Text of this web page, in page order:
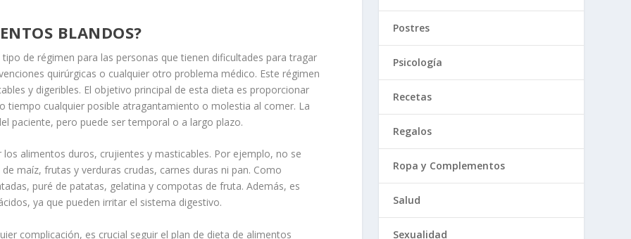
BLANDOS?
de régimen para las personas que tienen dificultades para tragar
quirúrgicas o cualquier otro problema médico. Este régimen
y digeribles. El objetivo principal de esta dieta es proporcionar
tiempo cualquier posible atragantamiento o molestia al comer. La
paciente, pero puede ser temporal o a largo plazo.
alimentos duros, crujientes y masticables. Por ejemplo, no se
maíz, frutas y verduras crudas, carnes duras ni pan. Como
puré de patatas, gelatina y compotas de fruta. Además, es
ya que pueden irritar el sistema digestivo.
complicación, es crucial seguir el plan de dieta de alimentos
Postres
Psicología
Recetas
Regalos
Ropa y Complementos
Salud
Sexualidad